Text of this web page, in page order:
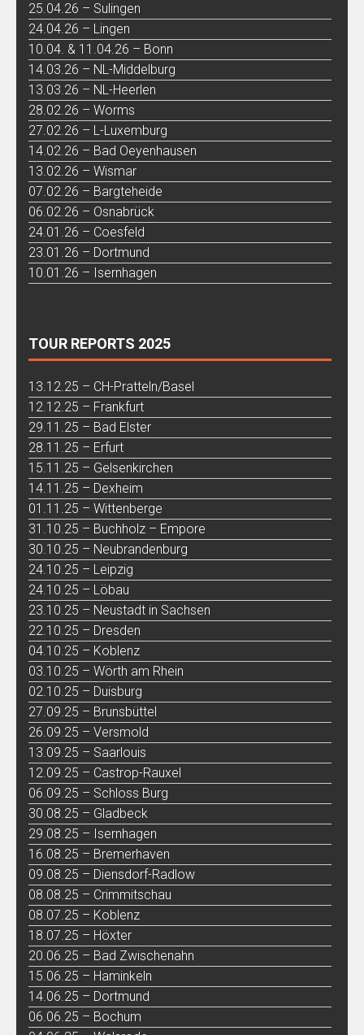
25.04.26 – Sulingen
24.04.26 – Lingen
10.04. & 11.04.26 – Bonn
14.03.26 – NL-Middelburg
13.03.26 – NL-Heerlen
28.02.26 – Worms
27.02.26 – L-Luxemburg
14.02.26 – Bad Oeyenhausen
13.02.26 – Wismar
07.02.26 – Bargteheide
06.02.26 – Osnabrück
24.01.26 – Coesfeld
23.01.26 – Dortmund
10.01.26 – Isernhagen
TOUR REPORTS 2025
13.12.25 – CH-Pratteln/Basel
12.12.25 – Frankfurt
29.11.25 – Bad Elster
28.11.25 – Erfurt
15.11.25 – Gelsenkirchen
14.11.25 – Dexheim
01.11.25 – Wittenberge
31.10.25 – Buchholz – Empore
30.10.25 – Neubrandenburg
24.10.25 – Leipzig
24.10.25 – Löbau
23.10.25 – Neustadt in Sachsen
22.10.25 – Dresden
04.10.25 – Koblenz
03.10.25 – Wörth am Rhein
02.10.25 – Duisburg
27.09.25 – Brunsbüttel
26.09.25 – Versmold
13.09.25 – Saarlouis
12.09.25 – Castrop-Rauxel
06.09.25 – Schloss Burg
30.08.25 – Gladbeck
29.08.25 – Isernhagen
16.08.25 – Bremerhaven
09.08.25 – Diensdorf-Radlow
08.08.25 – Crimmitschau
08.07.25 – Koblenz
18.07.25 – Höxter
20.06.25 – Bad Zwischenahn
15.06.25 – Haminkeln
14.06.25 – Dortmund
06.06.25 – Bochum